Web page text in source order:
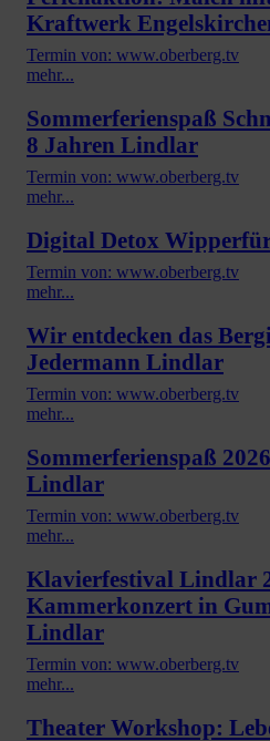
Kraftwerk
Termin von: www.oberberg.tv
mehr...
Sommerferienspaß
8 Jahren Lindlar
Termin von: www.oberberg.tv
mehr...
Digital Detox
Termin von: www.oberberg.tv
mehr...
Wir entdecken das
Jedermann Lindlar
Termin von: www.oberberg.tv
mehr...
Sommerferienspaß
Lindlar
Termin von: www.oberberg.tv
mehr...
Klavierfestival Lindlar
Kammerkonzert in
Lindlar
Termin von: www.oberberg.tv
mehr...
Theater Workshop: